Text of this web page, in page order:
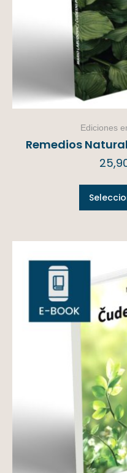
Ediciones
Remedios